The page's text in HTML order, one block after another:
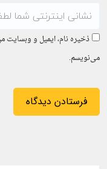
ذخیره نام، ایمیل و وبسایت
می‌نویسم.